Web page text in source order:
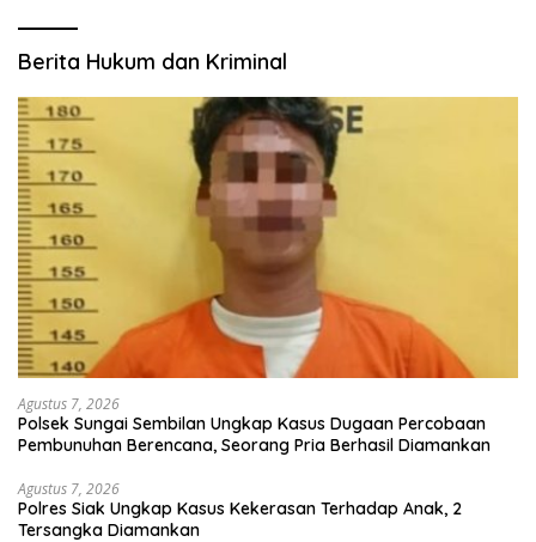
Berita Hukum dan Kriminal
Agustus 7, 2026
Polsek Sungai Sembilan Ungkap Kasus Dugaan Percobaan
Pembunuhan Berencana, Seorang Pria Berhasil Diamankan
Agustus 7, 2026
Polres Siak Ungkap Kasus Kekerasan Terhadap Anak, 2
Tersangka Diamankan